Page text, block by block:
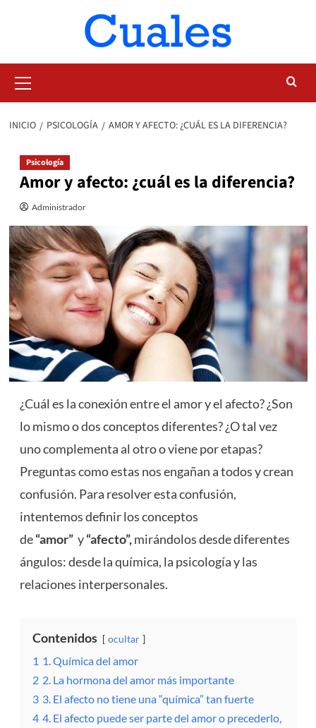
primario
INICIO PSICOLOGÍA AMOR Y AFECTO: ¿CUÁL ES LA DIFERENCIA?
Psicología
Amor y afecto: ¿cuál es la diferencia?
Administrador
¿Cuál es la conexión entre el amor y el afecto? ¿Son
lo mismo o dos conceptos diferentes? ¿O tal vez
uno complementa al otro o viene por etapas?
Preguntas como estas nos engañan a todos y crean
confusión. Para resolver esta confusión,
intentemos definir los conceptos
de“amor”y“afecto”,mirándolos desde diferentes
ángulos: desde la química, la psicología y las
relaciones interpersonales.
Contenidos ocultar
1 1. Química del amor
2 2. La hormona del amor más importante
3 3. El afecto no tiene una “química” tan fuerte
4 4. El afecto puede ser parte del amor o precederlo,